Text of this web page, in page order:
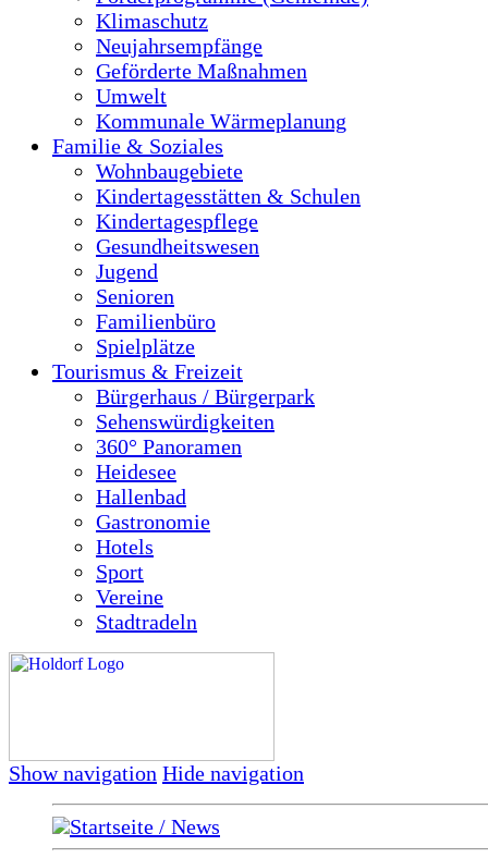
Klimaschutz
Neujahrsempfänge
Geförderte Maßnahmen
Umwelt
Kommunale Wärmeplanung
Familie & Soziales
Wohnbaugebiete
Kindertagesstätten & Schulen
Kindertagespflege
Gesundheitswesen
Jugend
Senioren
Familienbüro
Spielplätze
Tourismus & Freizeit
Bürgerhaus / Bürgerpark
Sehenswürdigkeiten
360° Panoramen
Heidesee
Hallenbad
Gastronomie
Hotels
Sport
Vereine
Stadtradeln
Show navigation Hide navigation
Startseite / News